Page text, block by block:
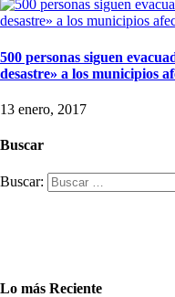
500 personas siguen
desastre» a los municipios
13 enero, 2017
Buscar
Buscar:
Lo más Reciente